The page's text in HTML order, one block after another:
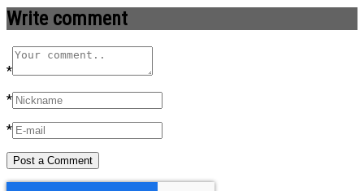
Write comment
*
*
*